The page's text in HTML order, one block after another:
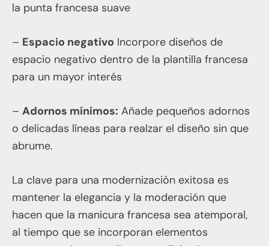
la punta francesa suave
– Espacio negativo Incorpore diseños de
espacio negativo dentro de la plantilla francesa
para un mayor interés
– Adornos mínimos: Añade pequeños adornos
o delicadas líneas para realzar el diseño sin que
abrume.
La clave para una modernización exitosa es
mantener la elegancia y la moderación que
hacen que la manicura francesa sea atemporal,
al tiempo que se incorporan elementos